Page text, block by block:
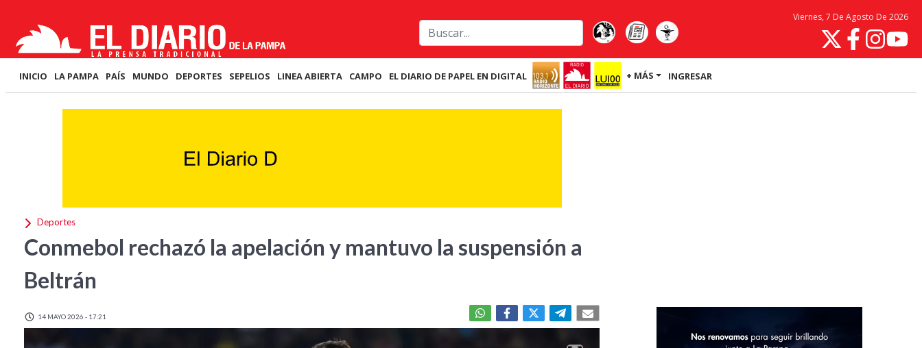
Viernes, 7 De Agosto De 2026
INICIO LA PAMPA PAÍS MUNDO DEPORTES SEPELIOS LINEA ABIERTA CAMPO EL DIARIO DE PAPEL EN DIGITAL + MÁS INGRESAR
Deportes
Conmebol rechazó la apelación y mantuvo la suspensión a
Beltrán
14 MAYO 2026 - 17:21